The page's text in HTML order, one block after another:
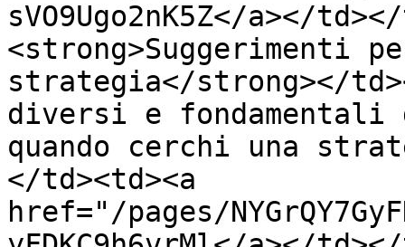
sVO9Ugo2nK5Z</a></
<strong>Suggerimenti
strategia</strong></
diversi e fondamentali
quando cerchi una
</td><td><a
href="/pages/